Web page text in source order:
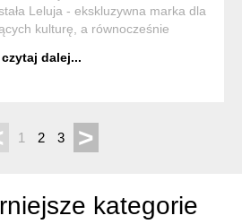
Leluja - ekskluzywna marka dla
kulturę, a równocześnie
tworzone są na zamówien...
czytaj dalej...
1 2 3 >
kategorie